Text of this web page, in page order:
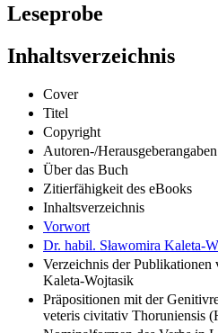
Leseprobe
Inhaltsverzeichnis
Cover
Titel
Copyright
Autoren-/Herausgeberangaben
Über das Buch
Zitierfähigkeit des eBooks
Inhaltsverzeichnis
Vorwort
Dr. habil. Sławomira Kaleta-
Verzeichnis der Publikationen
Kaleta-Wojtasik
Präpositionen mit der
veteris civitativ Thoruniensis